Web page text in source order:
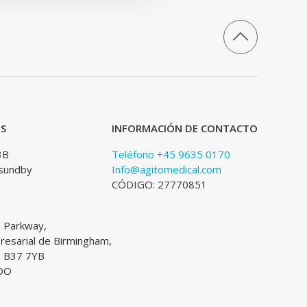
Parkway,
de Birmingham,
B37 7YB
INFORMACIÓN DE CONTACTO
Teléfono +45 9635 0170
Info@agitomedical.com
CÓDIGO: 27770851